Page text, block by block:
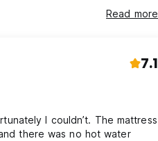
Read more
7.1
there was no hot water